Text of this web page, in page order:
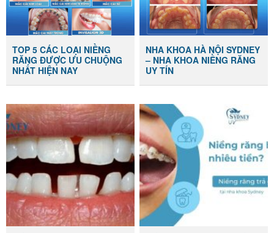
TOP 5 CÁC LOẠI NIỀNG
RĂNG ĐƯỢC ƯU CHUỘNG
NHẤT HIỆN NAY
NHA KHOA HÀ NỘI SYDNEY
– NHA KHOA NIỀNG RĂNG
UY TÍN